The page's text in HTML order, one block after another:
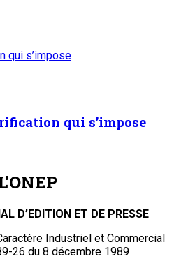
qui s’impose
qui s’impose
D’EDITION ET DE PRESSE
Industriel et Commercial
26 du 8 décembre 1989